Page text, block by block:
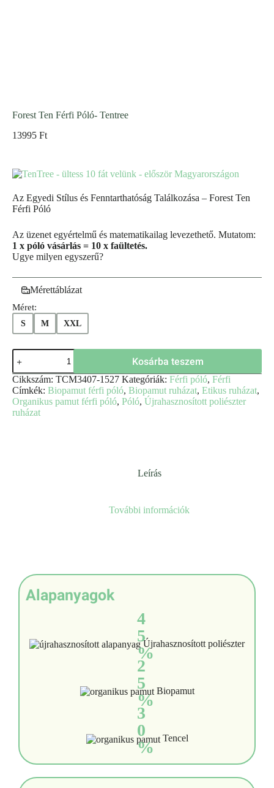
Forest Ten Férfi Póló- Tentree
13995 Ft
Az Egyedi Stílus és Fenntarthatóság Találkozása – Forest Ten
Férfi Póló
Az üzenet egyértelmű és matematikailag levezethető. Mutatom:
1 x póló vásárlás = 10 x faültetés.
Ugye milyen egyszerű?
Mérettáblázat
Méret:
S M XXL
Kosárba teszem
Cikkszám: TCM3407-1527 Kategóriák: Férfi póló, Férfi
Címkék: Biopamut férfi póló, Biopamut ruházat, Etikus ruházat,
Organikus pamut férfi póló, Póló, Újrahasznosított poliészter
ruházat
Leírás
További információk
Alapanyagok
4
5
%
Újrahasznosított poliészter
2
5
%Biopamut
3
0
% Tencel